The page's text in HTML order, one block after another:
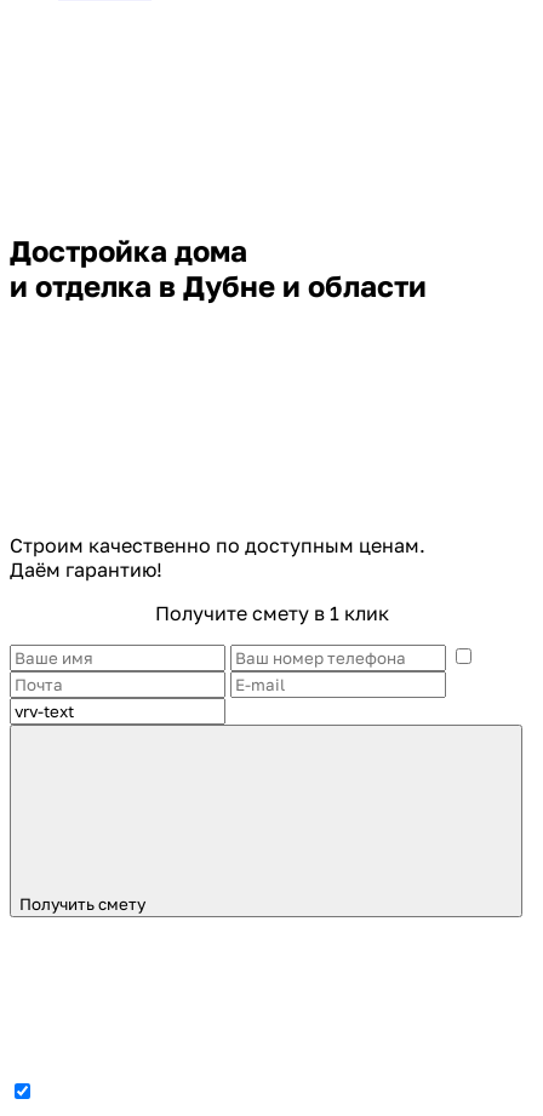
Достройка дома
и отделка в Дубне и области
Строим качественно по доступным ценам.
Даём гарантию!
Получите смету в 1 клик
Получить смету